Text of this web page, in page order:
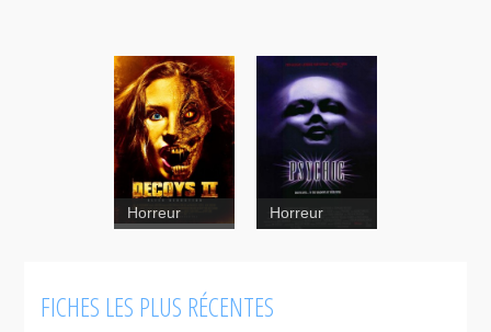
Seduction
Horreur
Psychic
Horreur
FICHES LES PLUS RÉCENTES